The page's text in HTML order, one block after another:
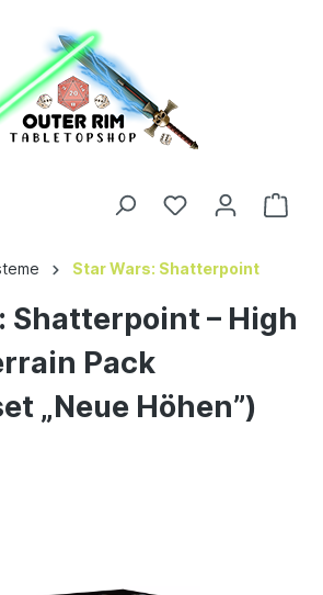
Star Wars: Shatterpoint
Shatterpoint – High
Pack
„Neue Höhen”)